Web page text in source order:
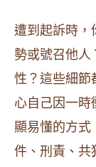
遭到起訴時，
勢或號召他人
性？這些細節
心自己因一時
顯易懂的方式
件、刑責、共